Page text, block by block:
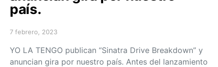
país.
Posted on
7 febrero, 2023
YO LA TENGO publican “Sinatra Drive Breakdown” y
anuncian gira por nuestro país. Antes del lanzamiento